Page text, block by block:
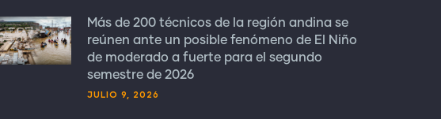
Más de 200 técnicos de la región andina se
reúnen ante un posible fenómeno de El Niño
de moderado a fuerte para el segundo
semestre de 2026
JULIO 9, 2026